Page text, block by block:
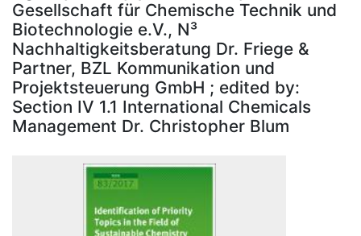
Gesellschaft für Chemische Technik und
Biotechnologie e.V., N³
Nachhaltigkeitsberatung Dr. Friege &
Partner, BZL Kommunikation und
Projektsteuerung GmbH ; edited by:
Section IV 1.1 International Chemicals
Management Dr. Christopher Blum